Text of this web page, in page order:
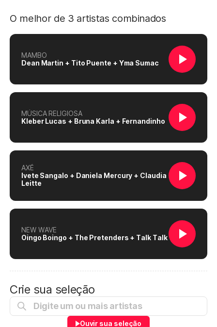
O melhor de 3 artistas combinados
MAMBO
Dean Martin + Tito Puente + Yma Sumac
MÚSICA RELIGIOSA
Kleber Lucas + Bruna Karla + Fernandinho
AXÉ
Ivete Sangalo + Daniela Mercury + Claudia
Leitte
NEW WAVE
Oingo Boingo + The Pretenders + Talk Talk
Crie sua seleção
Ouvir sua seleção